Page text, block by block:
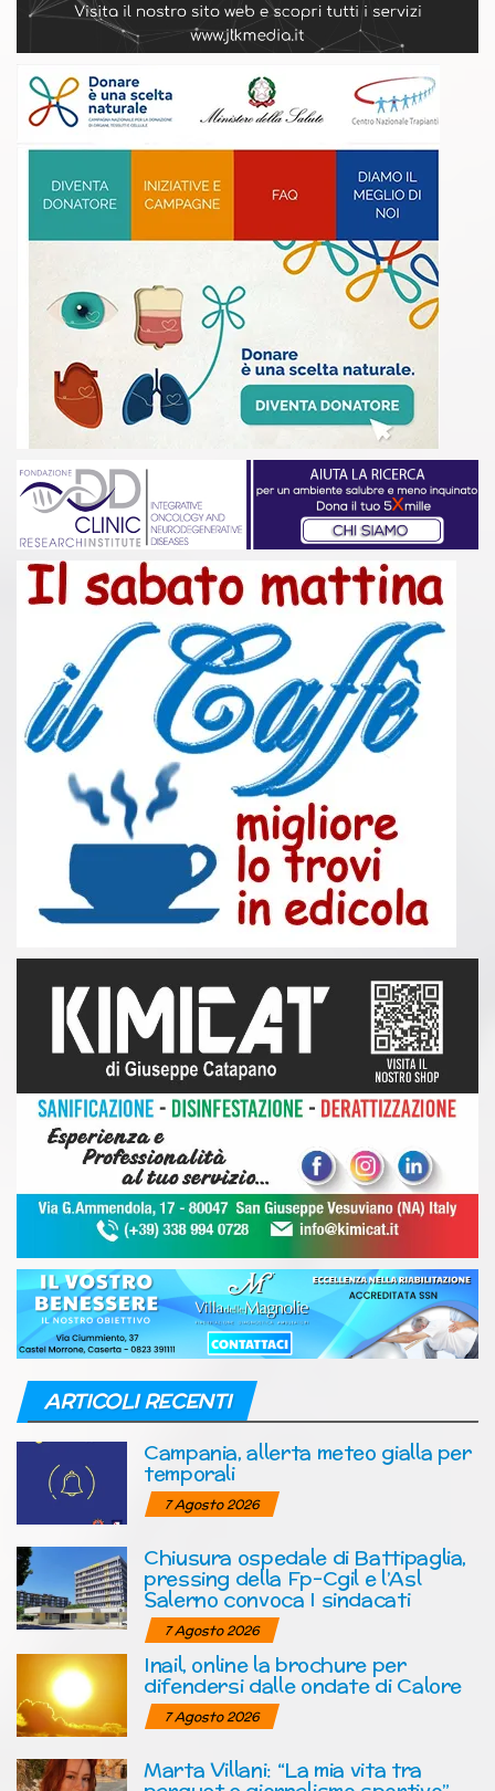
ARTICOLI RECENTI
Campania, allerta meteo gialla per
temporali
7 Agosto 2026
Chiusura ospedale di Battipaglia,
pressing della Fp-Cgil e l’Asl
Salerno convoca I sindacati
7 Agosto 2026
Inail, online la brochure per
difendersi dalle ondate di Calore
7 Agosto 2026
Marta Villani: “La mia vita tra